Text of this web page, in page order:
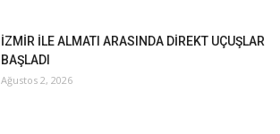
İZMİR İLE ALMATI ARASINDA DİREKT UÇUŞLAR
BAŞLADI
Ağustos 2, 2026